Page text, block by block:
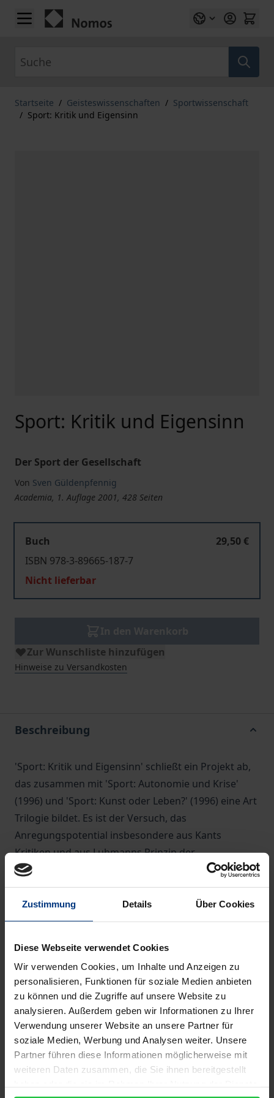
Zustimmung Details Über Cookies
Diese Webseite verwendet Cookies
Wir verwenden Cookies, um Inhalte und Anzeigen zu
personalisieren, Funktionen für soziale Medien anbieten
zu können und die Zugriffe auf unsere Website zu
analysieren. Außerdem geben wir Informationen zu Ihrer
Verwendung unserer Website an unsere Partner für
soziale Medien, Werbung und Analysen weiter. Unsere
Partner führen diese Informationen möglicherweise mit
weiteren Daten zusammen, die Sie ihnen bereitgestellt
Zum Inhalt springen
Startseite / Geisteswissenschaften / Sportwissenschaft
/ Sport: Kritik und Eigensinn
Sport: Kritik und Eigensinn
Der Sport der Gesellschaft
Von Sven Güldenpfennig
Academia, 1. Auflage 2001, 428 Seiten
Buch
29,50 €
ISBN 978-3-89665-187-7
Nicht lieferbar
Zur Wunschliste hinzufügen
Hinweise zu Versandkosten
Beschreibung
'Sport: Kritik und Eigensinn' schließt ein Projekt ab,
das zusammen mit 'Sport: Autonomie und Krise'
(1996) und 'Sport: Kunst oder Leben?' (1996) eine Art
Trilogie bildet. Es ist der Versuch, das
Anregungspotential insbesondere aus Kants
Kritiken und aus Luhmanns Prinzip der
Unterscheidung konsequenter für eine Deutung des
Eigensinns sportlichen Handelns und für eine Kritik
von Verletzungen dieses Eigensinns auszuschöpfen,
als die Sportwissenschaft dies bisher geleistet hat.
Sport der Gesellschaft'. Im Mittelpunkt der
Abhandlung stehen die folgenden Schwerpunkte:
Geschichte, Mandat und produktive Irrtümer der
Sportkritik; Kritik der olympischen Urteilskraft; Das
sportliche Kunstwerk: die Selbstverständlichkeit des
Außergewöhnlichen; Gesamtkunstwerk Olympische
Spiele; Sport: Erbe oder Widerpart der christlichen
Ethik?; Warum Doping ein Problem ist; Olympische